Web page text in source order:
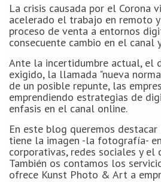
La crisis causada por el Corona
acelerado el trabajo en remoto
proceso de venta a entornos
consecuente cambio en el canal
Ante la incertidumbre actual, el
exigido, la llamada "nueva
de un posible repunte, las
emprendiendo estrategias de
enfasis en el canal online.
En este blog queremos
tiene la imagen -la fotografía-
corporativas, redes sociales y el
También os contamos los
ofrece Kunst Photo & Art a